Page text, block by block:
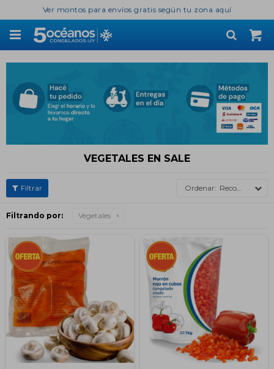
Ver montos para envíos gratis según tu zona aquí

VEGETALES EN SALE
Recomendados
Filtrando por: Vegetales